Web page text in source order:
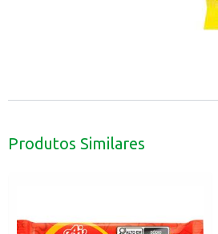
Produtos Similares